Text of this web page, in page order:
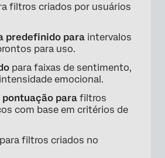
filtros criados por usuários
predefinido para intervalos
para uso.
para faixas de sentimento,
emocional.
pontuação para filtros
com base em critérios de
para filtros criados no